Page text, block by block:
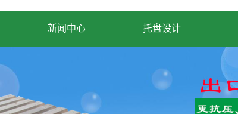
新闻中心 托盘设计